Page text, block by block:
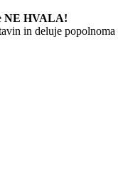
NE HVALA!
in deluje popolnoma